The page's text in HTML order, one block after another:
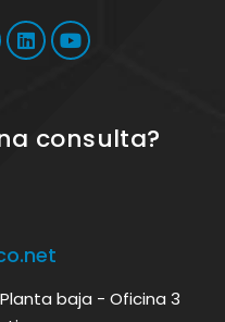
consulta?
baja - Oficina 3